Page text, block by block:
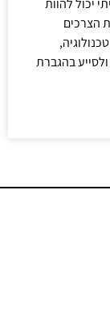
יכול להוות
הצרכים
בהגברת